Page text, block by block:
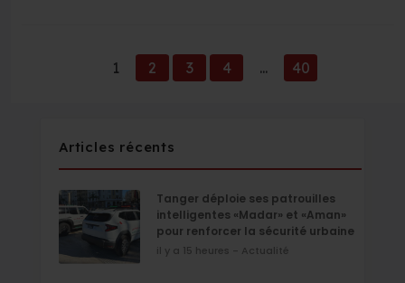
1 2 3 4 ... 40
Articles récents
Tanger déploie ses patrouilles
intelligentes «Madar» et «Aman»
pour renforcer la sécurité urbaine
il y a 15 heures - Actualité